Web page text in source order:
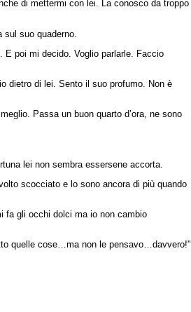
di mettermi con lei. La conosco da troppo
suo quaderno.
poi mi decido. Voglio parlarle. Faccio
dietro di lei. Sento il suo profumo. Non è
Passa un buon quarto d’ora, ne sono
lei non sembra essersene accorta.
scocciato e lo sono ancora di più quando
fa gli occhi dolci ma io non cambio
quelle cose…ma non le pensavo…davvero!"